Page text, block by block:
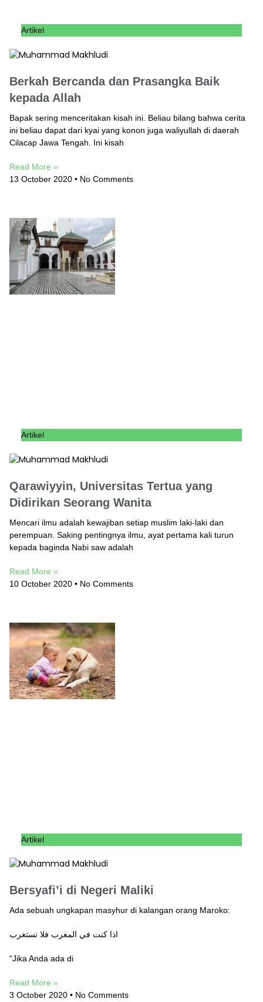
Artikel
Berkah Bercanda dan Prasangka Baik
kepada Allah
Bapak sering menceritakan kisah ini. Beliau bilang bahwa cerita
ini beliau dapat dari kyai yang konon juga waliyullah di daerah
Cilacap Jawa Tengah. Ini kisah
Read More »
13 October 2020
No Comments
Artikel
Qarawiyyin, Universitas Tertua yang
Didirikan Seorang Wanita
Mencari ilmu adalah kewajiban setiap muslim laki-laki dan
perempuan. Saking pentingnya ilmu, ayat pertama kali turun
kepada baginda Nabi saw adalah
Read More »
10 October 2020
No Comments
Artikel
Bersyafi’i di Negeri Maliki
Ada sebuah ungkapan masyhur di kalangan orang Maroko:
اذا كنت في المغرب فلا تستغرب
“Jika Anda ada di
Read More »
3 October 2020
No Comments